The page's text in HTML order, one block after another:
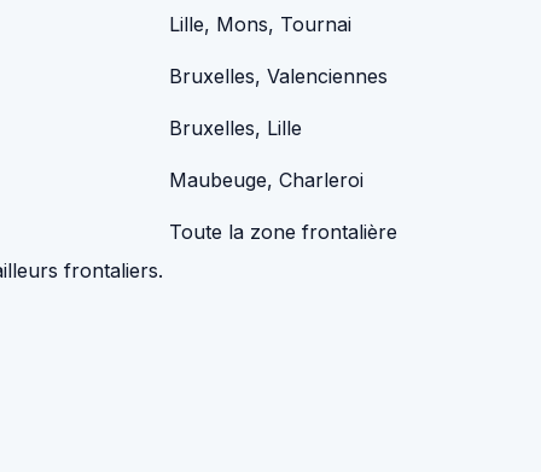
Lille, Mons, Tournai
Bruxelles, Valenciennes
Bruxelles, Lille
Maubeuge, Charleroi
Toute la zone frontalière
frontaliers.